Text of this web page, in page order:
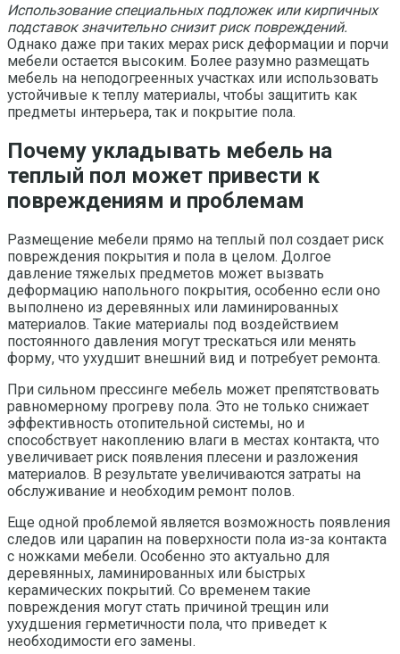
Использование специальных подложек или кирпичных
подставок значительно снизит риск повреждений.
Однако даже при таких мерах риск деформации и порчи
мебели остается высоким. Более разумно размещать
мебель на неподогреенных участках или использовать
устойчивые к теплу материалы, чтобы защитить как
предметы интерьера, так и покрытие пола.
Почему укладывать мебель на
теплый пол может привести к
повреждениям и проблемам
Размещение мебели прямо на теплый пол создает риск
повреждения покрытия и пола в целом. Долгое
давление тяжелых предметов может вызвать
деформацию напольного покрытия, особенно если оно
выполнено из деревянных или ламинированных
материалов. Такие материалы под воздействием
постоянного давления могут трескаться или менять
форму, что ухудшит внешний вид и потребует ремонта.
При сильном прессинге мебель может препятствовать
равномерному прогреву пола. Это не только снижает
эффективность отопительной системы, но и
способствует накоплению влаги в местах контакта, что
увеличивает риск появления плесени и разложения
материалов. В результате увеличиваются затраты на
обслуживание и необходим ремонт полов.
Еще одной проблемой является возможность появления
следов или царапин на поверхности пола из-за контакта
с ножками мебели. Особенно это актуально для
деревянных, ламинированных или быстрых
керамических покрытий. Со временем такие
повреждения могут стать причиной трещин или
ухудшения герметичности пола, что приведет к
необходимости его замены.